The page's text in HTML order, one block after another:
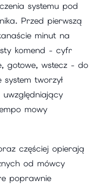
systemu pod
Przed pierwszą
minut na
komend - cyfr
gotowe, wstecz - do
tworzył
uwzględniający
mowy
częściej opierają
od mówcy
poprawnie